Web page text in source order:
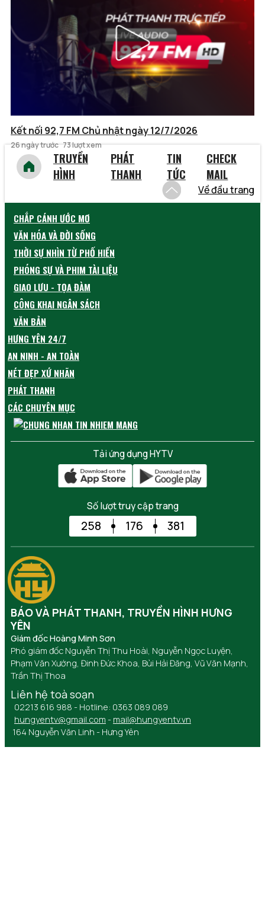
Kết nối 92,7 FM Chủ nhật ngày 12/7/2026
26 ngày trước 73 lượt xem
TRUYỀN
HÌNH
PHÁT
THANH
TIN
TỨC
CHECK
MAIL
Về đầu trang
CHẮP CÁNH ƯỚC MƠ
VĂN HÓA VÀ ĐỜI SỐNG
THỜI SỰ NHÌN TỪ PHỐ HIẾN
PHÓNG SỰ VÀ PHIM TÀI LIỆU
GIAO LƯU - TỌA ĐÀM
CÔNG KHAI NGÂN SÁCH
VĂN BẢN
HƯNG YÊN 24/7
AN NINH - AN TOÀN
NÉT ĐẸP XỨ NHÃN
PHÁT THANH
CÁC CHUYÊN MỤC
Tải ứng dụng HYTV
Số lượt truy cập trang
258 176 381
BÁO VÀ PHÁT THANH, TRUYỀN HÌNH HƯNG
YÊN
Giám đốc Hoàng Minh Sơn
Phó giám đốc Nguyễn Thị Thu Hoài, Nguyễn Ngọc Luyện,
Phạm Văn Xướng, Đinh Đức Khoa, Bùi Hải Đăng, Vũ Văn Mạnh,
Trần Thị Thoa
Liên hệ toà soạn
02213 616 988 - Hotline: 0363 089 089
hungyentv@gmail.com - mail@hungyentv.vn
164 Nguyễn Văn Linh - Hưng Yên